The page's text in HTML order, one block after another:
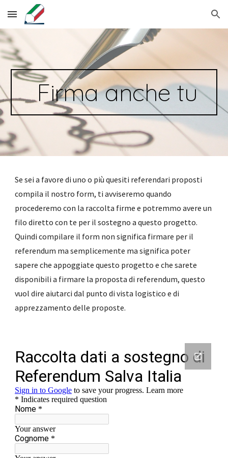
Skip to main content Skip to navigation
Firma anche tu
Se sei a favore di uno o più quesiti referendari proposti
compila il nostro form, ti avviseremo quando
procederemo con la raccolta firme e potremmo avere un
filo diretto con te per il sostegno a questo progetto.
Quindi compilare il form non significa firmare per il
referendum ma semplicemente ma significa poter
sapere che appoggiate questo progetto e che sarete
disponibili a firmare la proposta di referendum, questo
vuol dire aiutarci dal punto di vista logistico e di
apprezzamento delle proposte.